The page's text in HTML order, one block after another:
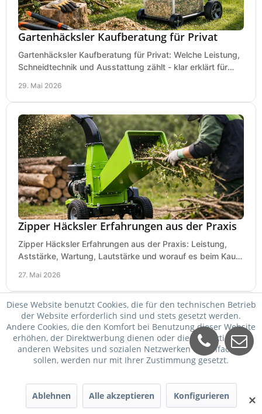
Gartenhäcksler Kaufberatung für Privat
Gartenhäcksler Kaufberatung für Privat: Welche Leistung,
Schneidtechnik und Ausstattung zählt - klar erklärt für
29. Mai 2026
Zipper Häcksler Erfahrungen aus der Praxis
Zipper Häcksler Erfahrungen aus der Praxis: Leistung,
Aststärke, Wartung, Lautstärke und worauf es beim Kauf
27. Mai 2026
✕
Diese Website benutzt Cookies, die für den technischen Betrieb
der Website erforderlich sind und stets gesetzt werden.
Andere Cookies, die den Komfort bei Benutzung dieser Website
erhöhen, der Direktwerbung dienen oder die Interaktion mit
anderen Websites und sozialen Netzwerken vereinfachen
sollen, werden nur mit Ihrer Zustimmung gesetzt.
Ablehnen Alle akzeptieren Konfigurieren